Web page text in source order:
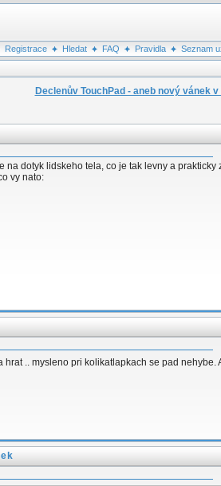
Registrace Hledat FAQ Pravidla Seznam
Declenův TouchPad - aneb nový vánek
dotyk lidskeho tela, co je tak levny a prakticky
vy nato:
.. mysleno pri kolikatlapkach se pad